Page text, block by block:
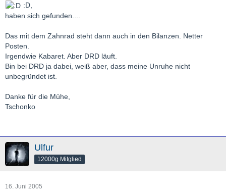
:D,
haben sich gefunden....
Das mit dem Zahnrad steht dann auch in den Bilanzen. Netter
Posten.
Irgendwie Kabaret. Aber DRD läuft.
Bin bei DRD ja dabei, weiß aber, dass meine Unruhe nicht
unbegründet ist.
Danke für die Mühe,
Tschonko
Ulfur
12000g Mitglied
16. Juni 2005